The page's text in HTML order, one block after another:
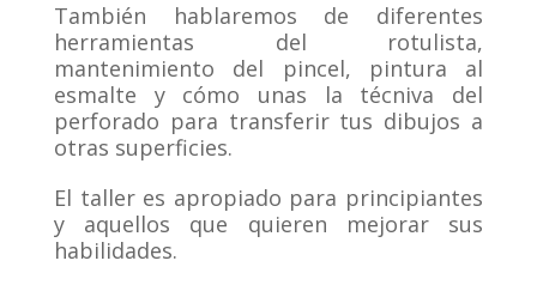
También hablaremos de diferentes
herramientas del rotulista,
mantenimiento del pincel, pintura al
esmalte y cómo unas la técniva del
perforado para transferir tus dibujos a
otras superficies.
El taller es apropiado para principiantes
y aquellos que quieren mejorar sus
habilidades.